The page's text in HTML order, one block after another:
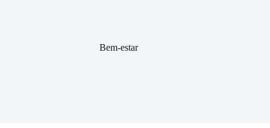
Bem-estar